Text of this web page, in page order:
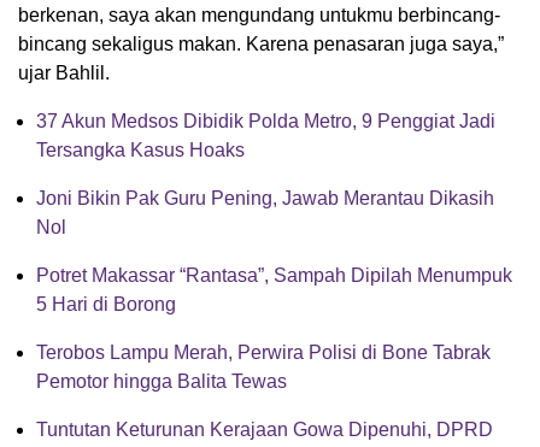
berkenan, saya akan mengundang untukmu berbincang-
bincang sekaligus makan. Karena penasaran juga saya,”
ujar Bahlil.
37 Akun Medsos Dibidik Polda Metro, 9 Penggiat Jadi
Tersangka Kasus Hoaks
Joni Bikin Pak Guru Pening, Jawab Merantau Dikasih
Nol
Potret Makassar “Rantasa”, Sampah Dipilah Menumpuk
5 Hari di Borong
Terobos Lampu Merah, Perwira Polisi di Bone Tabrak
Pemotor hingga Balita Tewas
Tuntutan Keturunan Kerajaan Gowa Dipenuhi, DPRD